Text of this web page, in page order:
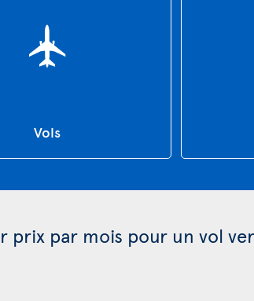
Vols
prix par mois pour un vol